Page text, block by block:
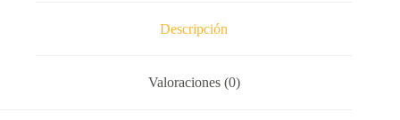
Descripción
Valoraciones (0)